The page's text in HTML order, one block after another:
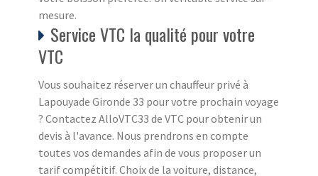
mesure.
Service VTC la qualité pour votre
VTC
Vous souhaitez réserver un chauffeur privé à
Lapouyade Gironde 33 pour votre prochain voyage
? Contactez AlloVTC33 de VTC pour obtenir un
devis à l'avance. Nous prendrons en compte
toutes vos demandes afin de vous proposer un
tarif compétitif. Choix de la voiture, distance,